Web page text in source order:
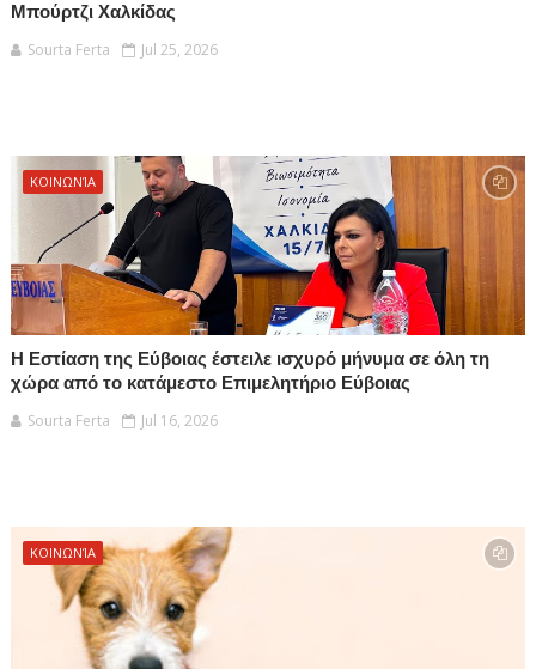
Μπούρτζι Χαλκίδας
Sourta Ferta
Jul 25, 2026
ΚΟΙΝΩΝΊΑ
Η Εστίαση της Εύβοιας έστειλε ισχυρό μήνυμα σε όλη τη
χώρα από το κατάμεστο Επιμελητήριο Εύβοιας
Sourta Ferta
Jul 16, 2026
ΚΟΙΝΩΝΊΑ